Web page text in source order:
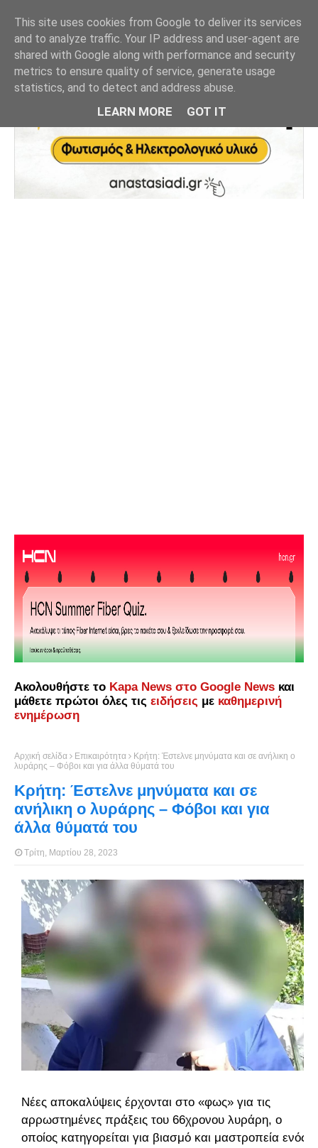
Ακολουθήστε το Kapa News στο Google News και
μάθετε πρώτοι όλες τις ειδήσεις με καθημερινή
ενημέρωση
Αρχική σελίδα Επικαιρότητα
Κρήτη: Έστελνε μηνύματα και σε ανήλικη ο
λυράρης – Φόβοι και για άλλα θύματά του
Κρήτη: Έστελνε μηνύματα και σε
ανήλικη ο λυράρης – Φόβοι και για
άλλα θύματά του
Τρίτη, Μαρτίου 28, 2023
Νέες αποκαλύψεις έρχονται στο «φως» για τις
αρρωστημένες πράξεις του 66χρονου λυράρη, ο
οποίος κατηγορείται για βιασμό και μαστροπεία ενός
This site uses cookies from Google to deliver its services
and to analyze traffic. Your IP address and user-agent are
shared with Google along with performance and security
metrics to ensure quality of service, generate usage
statistics, and to detect and address abuse.
LEARN MORE GOT IT